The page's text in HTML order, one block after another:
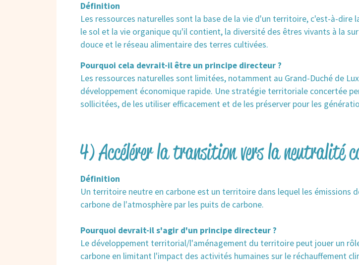
Définition
Les ressources naturelles sont la base de la vie d'un territoire, c'est-à-dire
le sol et la vie organique qu'il contient, la diversité des êtres vivants à la
douce et le réseau alimentaire des terres cultivées.
Pourquoi cela devrait-il être un principe directeur ?
Les ressources naturelles sont limitées, notamment au Grand-Duché de
développement économique rapide. Une stratégie territoriale concertée
sollicitées, de les utiliser efficacement et de les préserver pour les
4) Accélérer la transition vers la neutralité
Définition
Un territoire neutre en carbone est un territoire dans lequel les émissions
carbone de l'atmosphère par les puits de carbone.
Pourquoi devrait-il s'agir d'un principe directeur ?
Le développement territorial/l'aménagement du territoire peut jouer un
carbone en limitant l'impact des activités humaines sur le réchauffement